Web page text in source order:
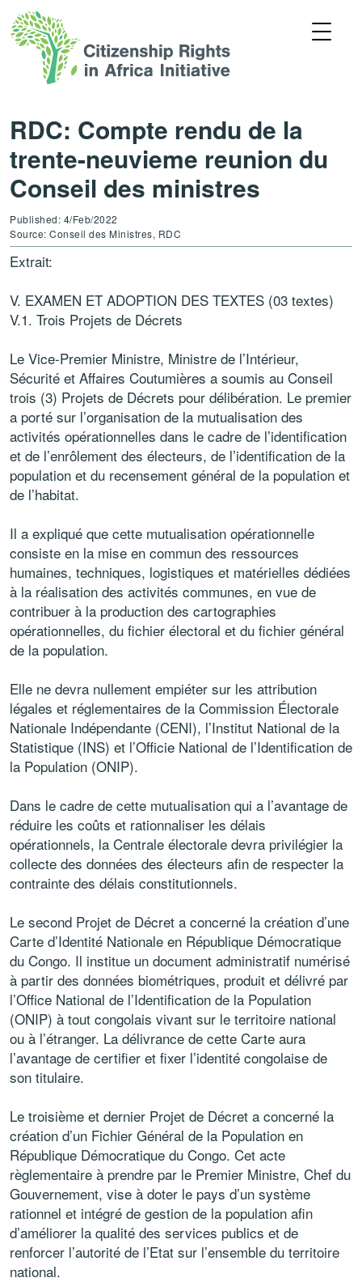
RDC: Compte rendu de la
trente-neuvieme reunion du
Conseil des ministres
Published: 4/Feb/2022
Source: Conseil des Ministres, RDC
Extrait:
V. EXAMEN ET ADOPTION DES TEXTES (03 textes)
V.1. Trois Projets de Décrets
Le Vice-Premier Ministre, Ministre de l’Intérieur,
Sécurité et Affaires Coutumières a soumis au Conseil
trois (3) Projets de Décrets pour délibération. Le premier
a porté sur l’organisation de la mutualisation des
activités opérationnelles dans le cadre de l’identification
et de l’enrôlement des électeurs, de l’identification de la
population et du recensement général de la population et
de l’habitat.
Il a expliqué que cette mutualisation opérationnelle
consiste en la mise en commun des ressources
humaines, techniques, logistiques et matérielles dédiées
à la réalisation des activités communes, en vue de
contribuer à la production des cartographies
opérationnelles, du fichier électoral et du fichier général
de la population.
Elle ne devra nullement empiéter sur les attribution
légales et réglementaires de la Commission Électorale
Nationale Indépendante (CENI), l’Institut National de la
Statistique (INS) et l’Officie National de l’Identification de
la Population (ONIP).
Dans le cadre de cette mutualisation qui a l’avantage de
réduire les coûts et rationnaliser les délais
opérationnels, la Centrale électorale devra privilégier la
collecte des données des électeurs afin de respecter la
contrainte des délais constitutionnels.
Le second Projet de Décret a concerné la création d’une
Carte d’Identité Nationale en République Démocratique
du Congo. Il institue un document administratif numérisé
à partir des données biométriques, produit et délivré par
l’Office National de l’Identification de la Population
(ONIP) à tout congolais vivant sur le territoire national
ou à l’étranger. La délivrance de cette Carte aura
l’avantage de certifier et fixer l’identité congolaise de
son titulaire.
Le troisième et dernier Projet de Décret a concerné la
création d’un Fichier Général de la Population en
République Démocratique du Congo. Cet acte
règlementaire à prendre par le Premier Ministre, Chef du
Gouvernement, vise à doter le pays d’un système
rationnel et intégré de gestion de la population afin
d’améliorer la qualité des services publics et de
renforcer l’autorité de l’Etat sur l’ensemble du territoire
national.